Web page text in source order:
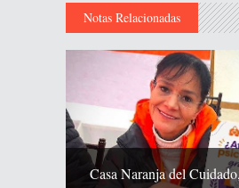
Notas Relacionadas
Casa Naranja del